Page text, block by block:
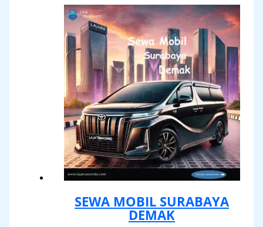
SEWA MOBIL SURABAYA
DEMAK